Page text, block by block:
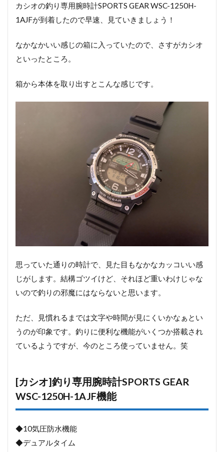
カシオの釣り専用腕時計SPORTS GEAR WSC-1250H-
1AJFが到着したので早速、見ていきましょう！
なかなかいい感じの箱に入っていたので、さすがカシオ
といったところ。
箱から本体を取り出すとこんな感じです。
思っていた通りの時計で、見た目もなかなカッコいい感
じがします。結構ゴツイけど、それほど重いわけじゃな
いので釣りの邪魔にはならないと思います。
ただ、見慣れるまでは文字や時間が見にくいかなぁとい
うのが印象です。釣りに便利な機能がいくつか搭載され
ているようですが、今のところ使っていません。笑
[カシオ]釣り専用腕時計SPORTS GEAR
WSC-1250H-1AJF機能
◆10気圧防水機能
◆デュアルタイム